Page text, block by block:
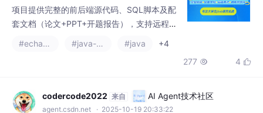
项目提供完整的前后端源代码、SQL脚本及配
套文档（论文+PPT+开题报告），支持远程调
ot框架，前端使用Vue/JSP技术，MySQL数据
考。需要资料的同学可通过文末联系方式领
取。
#java
+4
277  4 
codercode2022 来自 AI Agent技术社区
agent.csdn.net · 2025-10-19 20:33:22